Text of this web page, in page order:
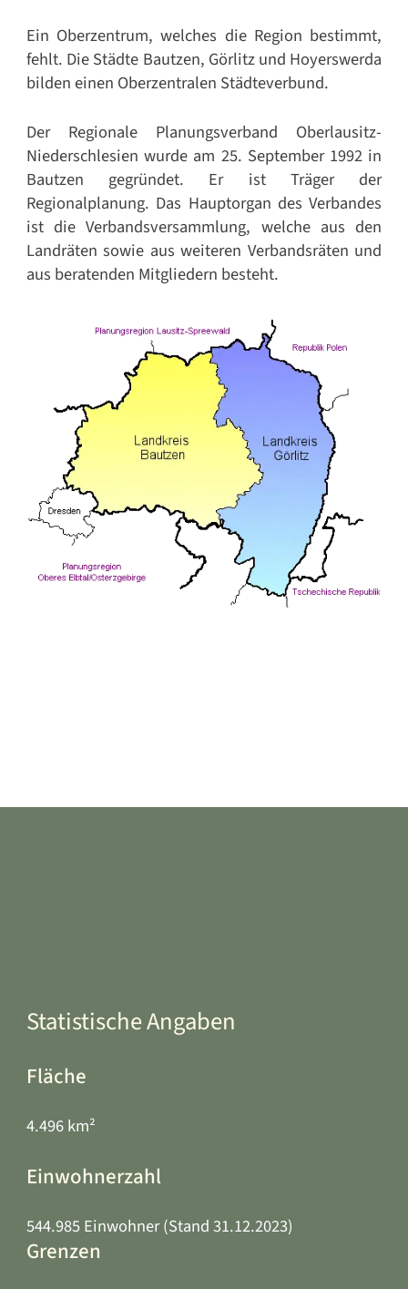
Ein Oberzentrum, welches die Region bestimmt,
fehlt. Die Städte Bautzen, Görlitz und Hoyerswerda
bilden einen Oberzentralen Städteverbund.
Der Regionale Planungsverband Oberlausitz-
Niederschlesien wurde am 25. September 1992 in
Bautzen gegründet. Er ist Träger der
Regionalplanung. Das Hauptorgan des Verbandes
ist die Verbandsversammlung, welche aus den
Landräten sowie aus weiteren Verbandsräten und
aus beratenden Mitgliedern besteht.
Statistische Angaben
Fläche
4.496 km²
Einwohnerzahl
544.985 Einwohner (Stand 31.12.2023)
Grenzen